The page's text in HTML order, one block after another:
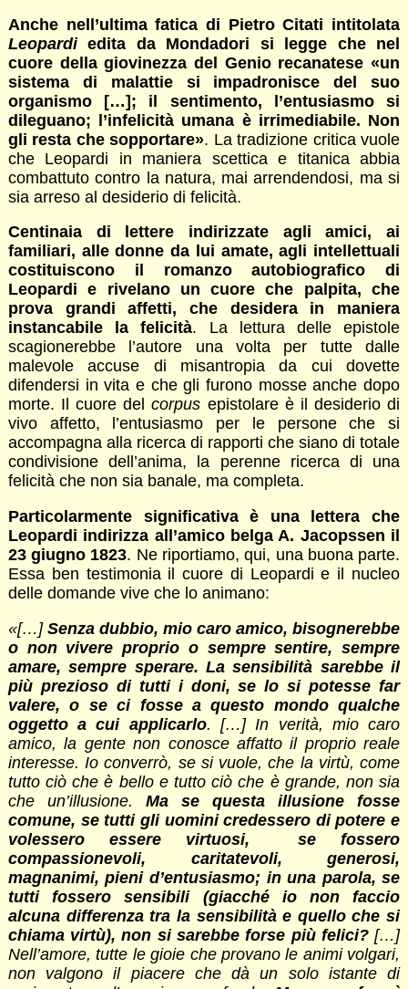
Anche nell’ultima fatica di Pietro Citati intitolata
Leopardiedita da Mondadori si legge che nel
cuore della giovinezza del Genio recanatese «un
sistema di malattie si impadronisce del suo
organismo […]; il sentimento, l’entusiasmo si
dileguano; l’infelicità umana è irrimediabile. Non
gli resta che sopportare». La tradizione critica vuole
che Leopardi in maniera scettica e titanica abbia
combattuto contro la natura, mai arrendendosi, ma si
sia arreso al desiderio di felicità.
Centinaia di lettere indirizzate agli amici, ai
familiari, alle donne da lui amate, agli intellettuali
costituiscono il romanzo autobiografico di
Leopardi e rivelano un cuore che palpita, che
prova grandi affetti, che desidera in maniera
instancabile la felicità. La lettura delle epistole
scagionerebbe l’autore una volta per tutte dalle
malevole accuse di misantropia da cui dovette
difendersi in vita e che gli furono mosse anche dopo
morte. Il cuore delcorpus epistolare è il desiderio di
vivo affetto, l’entusiasmo per le persone che si
accompagna alla ricerca di rapporti che siano di totale
condivisione dell’anima, la perenne ricerca di una
felicità che non sia banale, ma completa.
Particolarmente significativa è una lettera che
Leopardi indirizza all’amico belga A. Jacopssen il
23 giugno 1823. Ne riportiamo, qui, una buona parte.
Essa ben testimonia il cuore di Leopardi e il nucleo
delle domande vive che lo animano:
«[…] Senza dubbio, mio caro amico, bisognerebbe
o non vivere proprio o sempre sentire, sempre
amare, sempre sperare. La sensibilità sarebbe il
più prezioso di tutti i doni, se lo si potesse far
valere, o se ci fosse a questo mondo qualche
oggetto a cui applicarlo. […] In verità, mio caro
amico, la gente non conosce affatto il proprio reale
interesse. Io converrò, se si vuole, che la virtù, come
tutto ciò che è bello e tutto ciò che è grande, non sia
che un’illusione. Ma se questa illusione fosse
comune, se tutti gli uomini credessero di potere e
volessero essere virtuosi, se fossero
compassionevoli, caritatevoli, generosi,
magnanimi, pieni d’entusiasmo; in una parola, se
tutti fossero sensibili (giacché io non faccio
alcuna differenza tra la sensibilità e quello che si
chiama virtù), non si sarebbe forse più felici?[…]
Nell’amore, tutte le gioie che provano le animi volgari,
non valgono il piacere che dà un solo istante di